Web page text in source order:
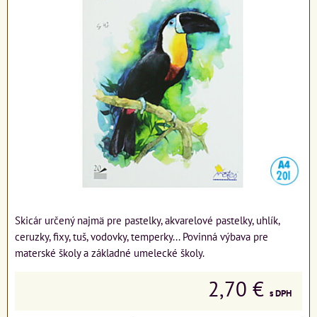
Skicár určený najmä pre pastelky, akvarelové pastelky, uhlík,
ceruzky, fixy, tuš, vodovky, temperky... Povinná výbava pre
materské školy a základné umelecké školy.
2,70 € s DPH